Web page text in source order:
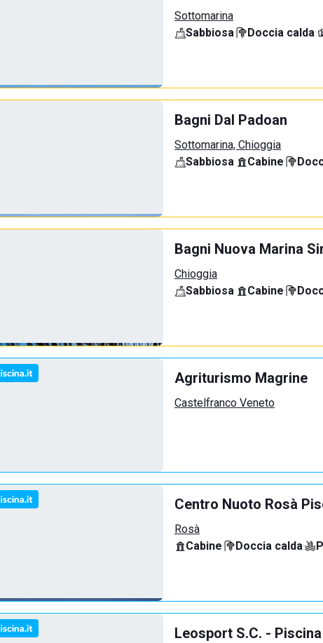
Sottomarina
Sabbiosa· Doccia calda·
Bagni Dal Padoan
Sottomarina, Chioggia
Sabbiosa· Cabine·
Bagni Nuova Marina
Chioggia
Sabbiosa· Cabine·
Agriturismo Magrine
Castelfranco Veneto
Centro Nuoto Rosà
Rosà
Cabine· Doccia calda·
Leosport S.C. -